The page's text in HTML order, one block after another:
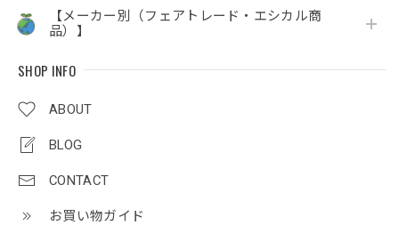
【メーカー別（フェアトレード・エシカル商
品）】
SHOP INFO
ABOUT
BLOG
CONTACT
お買い物ガイド